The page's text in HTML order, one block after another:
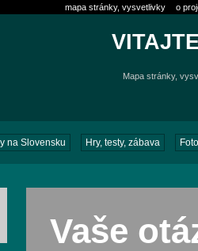
mapa stránky, vysvetlivky o
Mapa stránky,
na Slovensku Hry, testy, zábava
Vaše